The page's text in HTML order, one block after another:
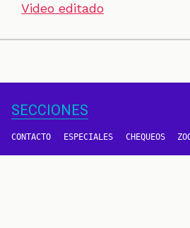
Video editado
SECCIONES
CONTACTO ESPECIALES CHEQUEOS